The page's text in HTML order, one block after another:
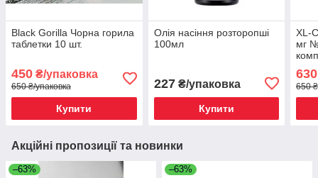
Black Gorilla Чорна горила
таблетки 10 шт.
450 ₴/упаковка
650 ₴/упаковка
Купити
Олія насіння розторопші
100мл
227₴/упаковка
Купити
XL-
мг
та
630
650
Акційні пропозиції та новинки
–63% –63%